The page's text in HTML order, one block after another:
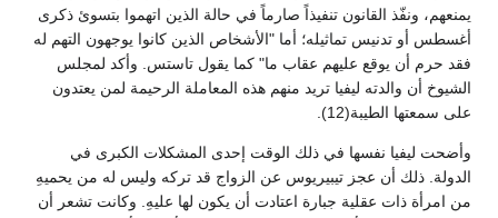
يمنعهم، ونفّذ القانون تنفيذاً صارماً في حالة الذين اتهموا بتسوئ ذكرى
أغسطس أو تدنيس تماثيله؛ أما "الأشخاص الذين كانوا يوجهون التهم له
فقد حرم أن يوقع عليهم عقاب ما" كما يقول تاستس. وأكد لمجلس
الشيوخ أن والدته ليفيا تريد منهم هذه المعاملة الرحيمة لمن يعتدون
على سمعتها الطيبة(12).
وأضحت ليفيا نفسها في ذلك الوقت إحدى المشكلات الكبرى في
الدولة. ذلك أن عجز تيبيريوس عن الزواج قد تركه وليس له من يحميهِ
من امرأة ذات عقلية جبارة اعتادت أن يكون لها عليهِ. وكانت تشعر أن